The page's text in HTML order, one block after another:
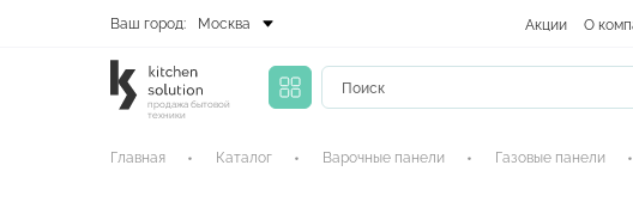
Ваш город: Москва Акции О
продажа бытовой
техники
Главная Каталог Варочные панели Газовые панели